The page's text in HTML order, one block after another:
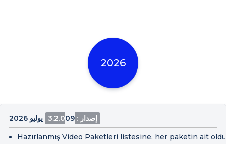
2026
إصدار : 3.2.0 09 يوليو 2026
Hazırlanmış Video Paketleri listesine, her paketin ait